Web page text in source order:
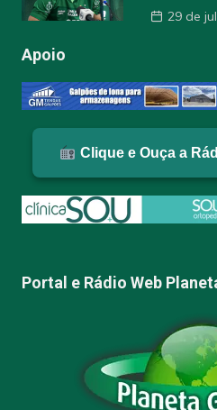
29 de
Apoio
Clique e Ouça a
Portal e Rádio Web